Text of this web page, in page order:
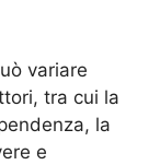
variare
tra cui la
la
e